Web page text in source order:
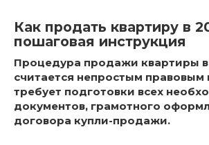
Как продать квартиру в
пошаговая инструкция
Процедура продажи квартиры в
считается непростым правовым
требует подготовки всех
документов, грамотного
договора купли-продажи.